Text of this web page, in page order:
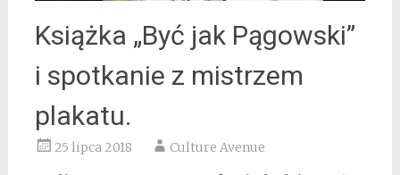
Książka „Być jak Pągowski”
i spotkanie z mistrzem
plakatu.
25 lipca 2018 Culture Avenue